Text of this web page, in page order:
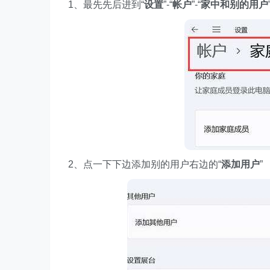
1、最先先后进到“设置”-“帐户”-“家中和别的用户
2、点一下下边添加别的用户右边的“添加用户”